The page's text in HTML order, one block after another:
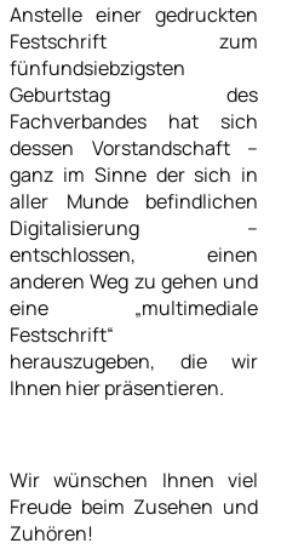
Anstelle einer gedruckten
Festschrift zum
fünfundsiebzigsten
Geburtstag des
Fachverbandes hat sich
dessen Vorstandschaft –
ganz im Sinne der sich in
aller Munde befindlichen
Digitalisierung –
entschlossen, einen
anderen Weg zu gehen und
eine „multimediale
Festschrift“
herauszugeben, die wir
Ihnen hier präsentieren.
Wir wünschen Ihnen viel
Freude beim Zusehen und
Zuhören!